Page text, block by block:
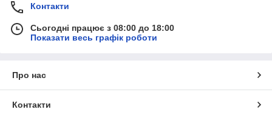
Контакти
Сьогодні працює з 08:00 до 18:00
Показати весь графік роботи
Про нас
Контакти